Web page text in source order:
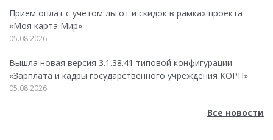
Прием оплат с учетом льгот и скидок в рамках проекта
«Моя карта Мир»
05.08.2026
Вышла новая версия 3.1.38.41 типовой конфигурации
«Зарплата и кадры государственного учреждения КОРП»
05.08.2026
Все новости